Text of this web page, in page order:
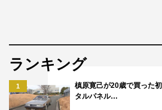
か。
ランキング
1
槙原寛己が20歳で買った
タルパネル…